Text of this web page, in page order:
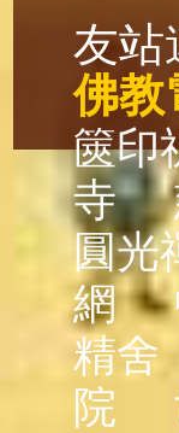
友站
佛教
篋印
寺
圓光
網
精舍
院